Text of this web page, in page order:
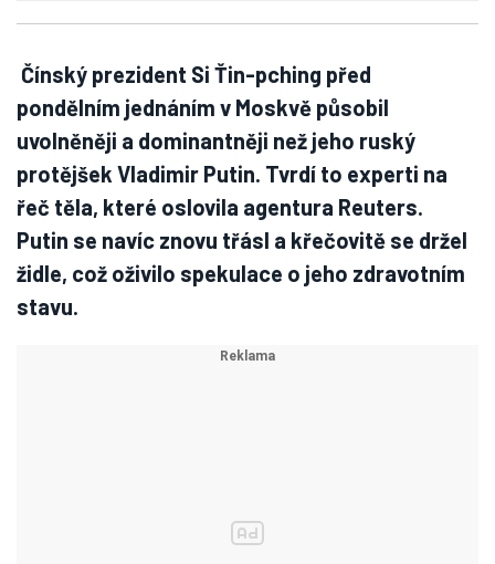
Čínský prezident Si Ťin-pching před
pondělním jednáním v Moskvě působil
uvolněněji a dominantněji než jeho ruský
protějšek Vladimir Putin. Tvrdí to experti na
řeč těla, které oslovila agentura Reuters.
Putin se navíc znovu třásl a křečovitě se držel
židle, což oživilo spekulace o jeho zdravotním
stavu.